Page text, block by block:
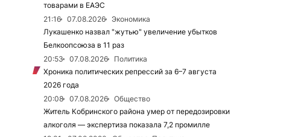
товарами в ЕАЭС
21:16
07.08.2026
Экономика
Лукашенко назвал "жутью" увеличение убытков
Белкоопсоюза в 11 раз
20:53
07.08.2026
Политика
Хроника политических репрессий за 6–7 августа
2026 года
20:08
07.08.2026
Общество
Житель Кобринского района умер от передозировки
алкоголя — экспертиза показала 7,2 промилле